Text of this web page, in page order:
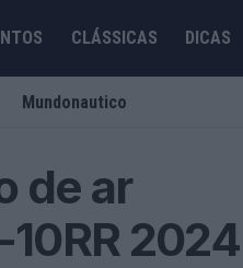
CLÁSSICAS DICAS
Mundonautico
de ar
2024